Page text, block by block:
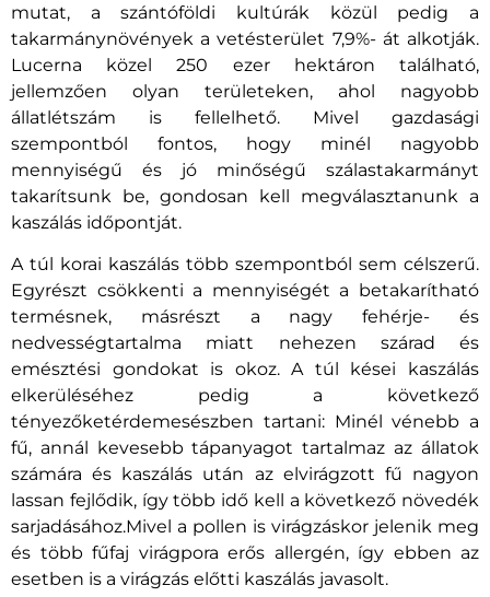
mutat, a szántóföldi kultúrák közül pedig a
takarmánynövények a vetésterület 7,9%- át alkotják.
Lucerna közel 250 ezer hektáron található,
jellemzően olyan területeken, ahol nagyobb
állatlétszám is fellelhető. Mivel gazdasági
szempontból fontos, hogy minél nagyobb
mennyiségű és jó minőségű szálastakarmányt
takarítsunk be, gondosan kell megválasztanunk a
kaszálás időpontját.
A túl korai kaszálás több szempontból sem célszerű.
Egyrészt csökkenti a mennyiségét a betakarítható
termésnek, másrészt a nagy fehérje- és
nedvességtartalma miatt nehezen szárad és
emésztési gondokat is okoz. A túl kései kaszálás
elkerüléséhez pedig a következő
tényezőketérdemesészben tartani: Minél vénebb a
fű, annál kevesebb tápanyagot tartalmaz az állatok
számára és kaszálás után az elvirágzott fű nagyon
lassan fejlődik, így több idő kell a következő növedék
sarjadásához.Mivel a pollen is virágzáskor jelenik meg
és több fűfaj virágpora erős allergén, így ebben az
esetben is a virágzás előtti kaszálás javasolt.